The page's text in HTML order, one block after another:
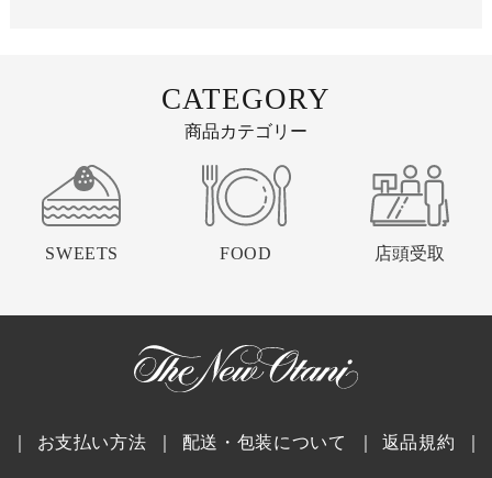
CATEGORY
商品カテゴリー
SWEETS FOOD 店頭受取
お支払い方法 配送・包装について 返品規約